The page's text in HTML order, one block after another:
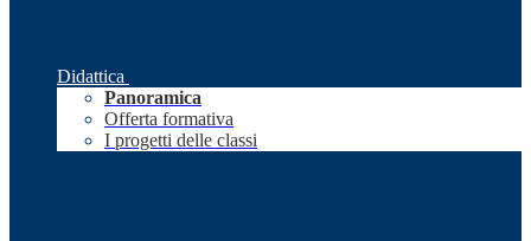
Didattica
Panoramica
Offerta formativa
I progetti delle classi